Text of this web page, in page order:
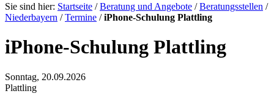
Sie sind hier: Startseite /Beratung und Angebote /Beratungsstellen /
Niederbayern /Termine /iPhone-Schulung Plattling
iPhone-Schulung Plattling
Sonntag, 20.09.2026
Plattling